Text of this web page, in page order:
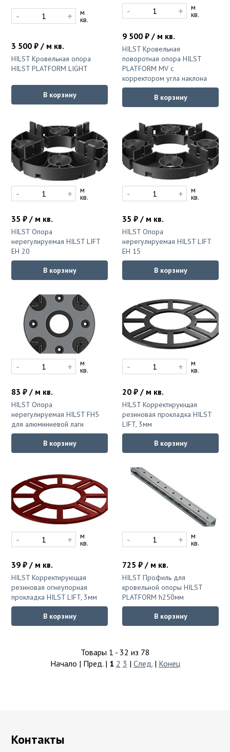
3 500 ₽ / м кв.
HILST Кровельная опора
HILST PLATFORM LIGHT
- + м
кв.
В корзину
9 500 ₽ / м кв.
HILST Кровельная
поворотная опора HILST
PLATFORM MV с
корректором угла наклона
- + м
кв.
В корзину
35 ₽ / м кв.
HILST Опора
нерегулируемая HILST LIFT
ЕН 20
- + м
кв.
В корзину
35 ₽ / м кв.
HILST Опора
нерегулируемая HILST LIFT
ЕН 15
- + м
кв.
В корзину
83 ₽ / м кв.
HILST Опора
нерегулируемая HILST FH5
для алюминиевой лаги
- + м
кв.
В корзину
20 ₽ / м кв.
HILST Корректирующая
резиновая прокладка HILST
LIFT, 3мм
- + м
кв.
В корзину
39 ₽ / м кв.
HILST Корректирующая
резиновая огнеупорная
прокладка HILST LIFT, 3мм
- + м
кв.
В корзину
725 ₽ / м кв.
HILST Профиль для
кровельной опоры HILST
PLATFORM h250мм
- + м
кв.
В корзину
Товары 1 - 32 из 78
Начало | Пред. | 1 2 3 | След.| Конец
Контакты